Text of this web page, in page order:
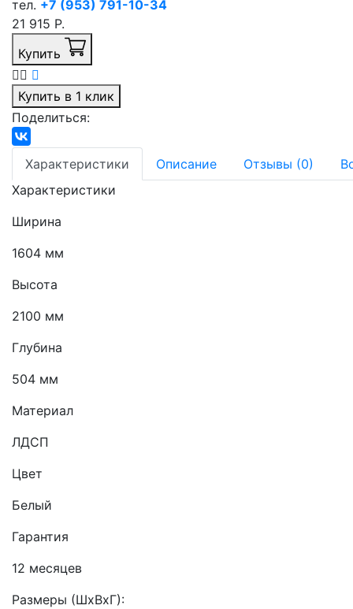
тел. +7 (953) 791-10-34
21 915 Р.
Купить
Купить в 1 клик
Поделиться:
Характеристики Описание Отзывы (0)
Характеристики
Ширина
1604 мм
Высота
2100 мм
Глубина
504 мм
Материал
ЛДСП
Цвет
Белый
Гарантия
12 месяцев
Размеры (ШхВхГ):